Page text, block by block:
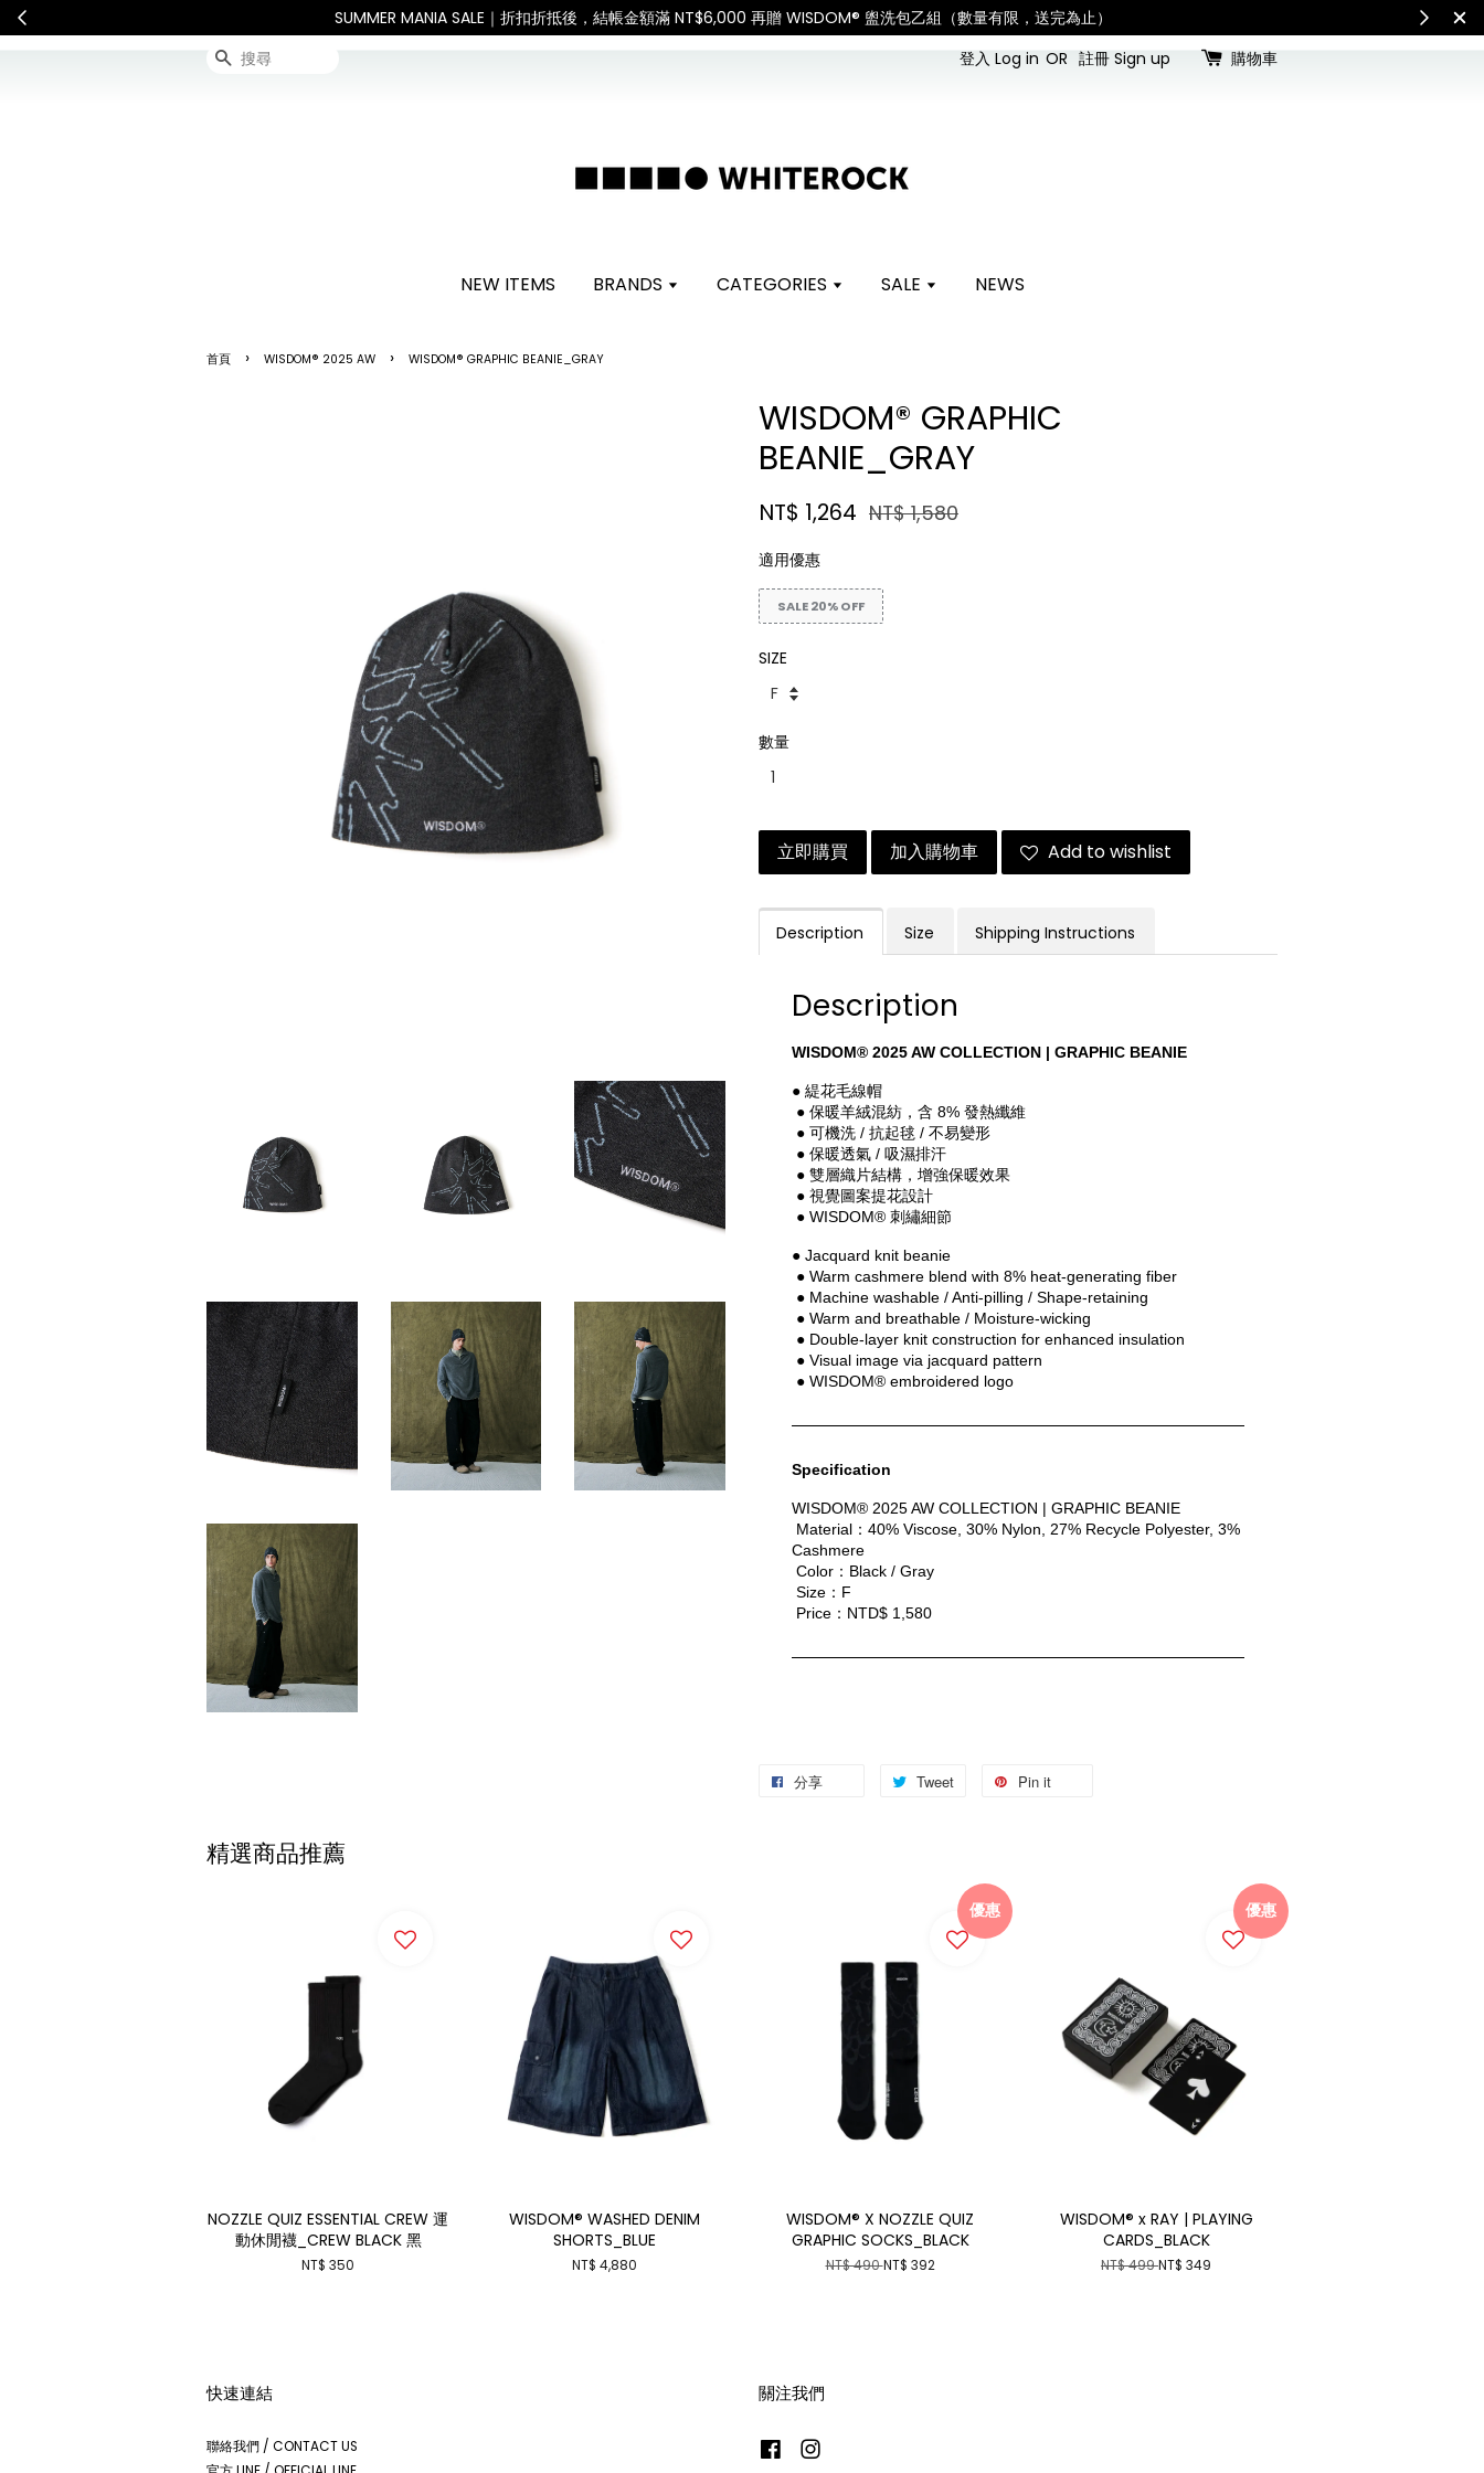
間宅配服務將暫停配送。 如遇假日、天災或其他不可抗力因素，出貨安排可能調整，敬請見諒 查看國內宅配最新公告 International Shipping: Recipient is
搜尋 登入 Log in OR 註冊 Sign up 購物車
NEW ITEMS BRANDS CATEGORIES SALE NEWS
首頁 › WISDOM® 2025 AW › WISDOM® GRAPHIC BEANIE_GRAY
WISDOM® GRAPHIC
BEANIE_GRAY
NT$ 1,264 NT$ 1,580
適用優惠
SALE 20% OFF
SIZE
數量
立即購買 加入購物車 Add to wishlist
Description Size Shipping Instructions
Description
WISDOM® 2025 AW COLLECTION | GRAPHIC BEANIE
● 緹花毛線帽
● 保暖羊絨混紡，含 8% 發熱纖維
● 可機洗 / 抗起毬 / 不易變形
● 保暖透氣 / 吸濕排汗
● 雙層織片結構，增強保暖效果
● 視覺圖案提花設計
● WISDOM® 刺繡細節
● Jacquard knit beanie
● Warm cashmere blend with 8% heat-generating fiber
● Machine washable / Anti-pilling / Shape-retaining
● Warm and breathable / Moisture-wicking
● Double-layer knit construction for enhanced insulation
● Visual image via jacquard pattern
● WISDOM® embroidered logo
Specification
WISDOM® 2025 AW COLLECTION | GRAPHIC BEANIE
Material：40% Viscose, 30% Nylon, 27% Recycle Polyester, 3%
Cashmere
Color：Black / Gray
Size：F
Price：NTD$ 1,580
分享 Tweet Pin it
精選商品推薦
NOZZLE QUIZ ESSENTIAL CREW 運
動休閒襪_CREW BLACK 黑
NT$ 350
WISDOM® WASHED DENIM
SHORTS_BLUE
NT$ 4,880
優惠
WISDOM® X NOZZLE QUIZ
GRAPHIC SOCKS_BLACK
NT$ 490NT$ 392
優惠
WISDOM® x RAY | PLAYING
CARDS_BLACK
NT$ 499NT$ 349
快速連結
聯絡我們 / CONTACT US
關注我們
Facebook